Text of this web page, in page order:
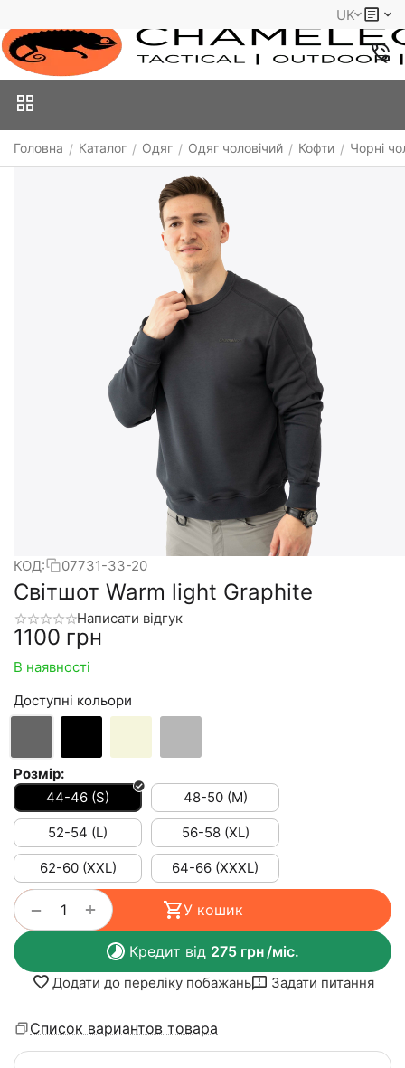
UK
Головна / Каталог / Одяг / Одяг чоловічий / Кофти / Чорні
КОД: 07731-33-20
Світшот Warm light Graphite
Написати відгук
‍1100‍ грн
В наявності
Доступні кольори
Розмір:
44-46 (S)
48-50 (M)
52-54 (L) 56-58 (XL)
62-60 (XXL) 64-66 (XXXL)
+
− У кошик
Кредит від 275грн/міс.
Додати до переліку побажань Задати питання
Список вариантов товара